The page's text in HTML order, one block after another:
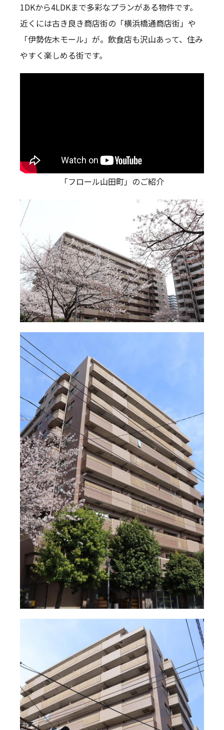
1DKから4LDKまで多彩なプランがある物件です。
近くには古き良き商店街の「横浜橋通商店街」や
「伊勢佐木モール」が。飲食店も沢山あって、住み
やすく楽しめる街です。
「フロール山田町」のご紹介